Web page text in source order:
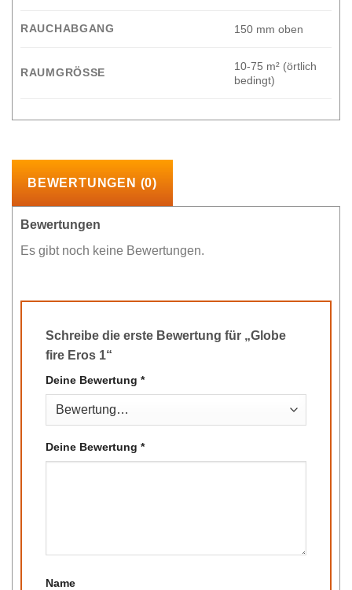
RAUCHABGANG 150 mm oben
RAUMGRÖSSE
10-75 m² (örtlich
bedingt)
BEWERTUNGEN (0)
Bewertungen
Es gibt noch keine Bewertungen.
Schreibe die erste Bewertung für „Globe
fire Eros 1“
Deine Bewertung *
Deine Bewertung *
Name